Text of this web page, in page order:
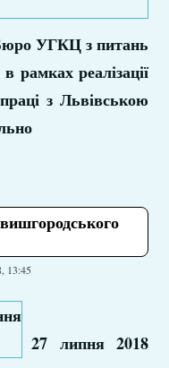
УГКЦ з питань
рамках реалізації
з Львівською
13:45
27 липня 2018